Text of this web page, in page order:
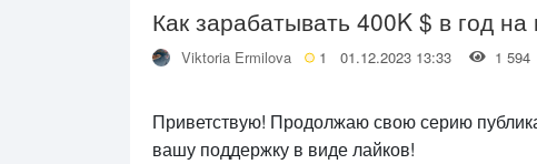
Как зарабатывать 400K $ в год
Viktoria Ermilova 1 01.12.2023 13:33 1 594
Приветствую! Продолжаю свою серию
вашу поддержку в виде лайков!